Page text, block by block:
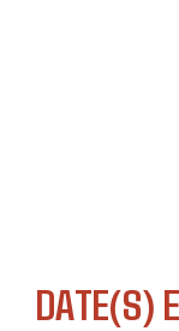
DATE(S)